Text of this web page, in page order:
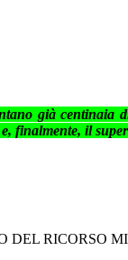
già centinaia
finalmente, il
DEL RICORSO